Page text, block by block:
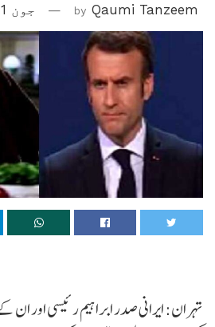
by Qaumi Tanzeem جون 11, 2023
تہران: ایرانی صدر ابراہیم رئیسی اور ان